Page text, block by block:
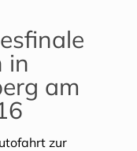
in
am
zur